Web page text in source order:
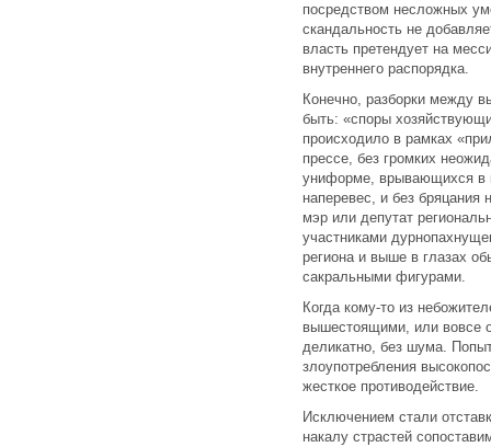
посредством несложных
скандальность не
власть претендует на
внутреннего распорядка.
Конечно, разборки между
быть: «споры
происходило в рамках
прессе, без громких
униформе, врывающихся в
наперевес, и без бряцания
мэр или депутат
участниками
региона и выше в глазах
сакральными фигурами.
Когда кому-то из
вышестоящими, или вовсе
деликатно, без шума.
злоупотребления
жесткое противодействие.
Исключением стали
накалу страстей